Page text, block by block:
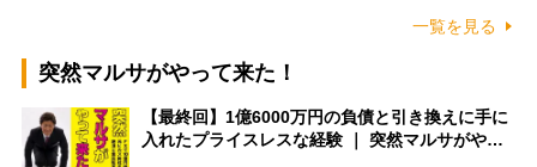
一覧を見る
突然マルサがやって来た！
【最終回】1億6000万円の負債と引き換えに手に
入れたプライスレスな経験 ｜ 突然マルサがや…